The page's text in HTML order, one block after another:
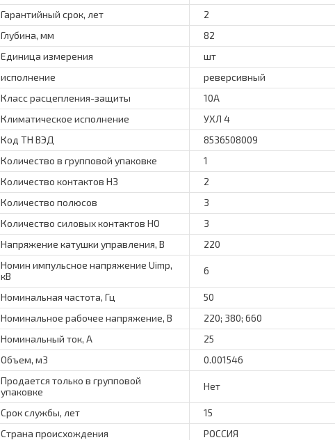
Гарантийный срок, лет
2
Глубина, мм
82
Единица измерения
шт
исполнение
реверсивный
Класс расцепления-защиты
10A
Климатическое исполнение
УХЛ 4
Код ТН ВЭД
8536508009
Количество в групповой упаковке
1
Количество контактов НЗ
2
Количество полюсов
3
Количество силовых контактов НО
3
Напряжение катушки управления, В
220
Номин импульсное напряжение Uimp,
кВ
6
Номинальная частота, Гц
50
Номинальное рабочее напряжение, В
220; 380; 660
Номинальный ток, А
25
Объем, м3
0.001546
Продается только в групповой
упаковке
Нет
Срок службы, лет
15
Страна происхождения
РОССИЯ